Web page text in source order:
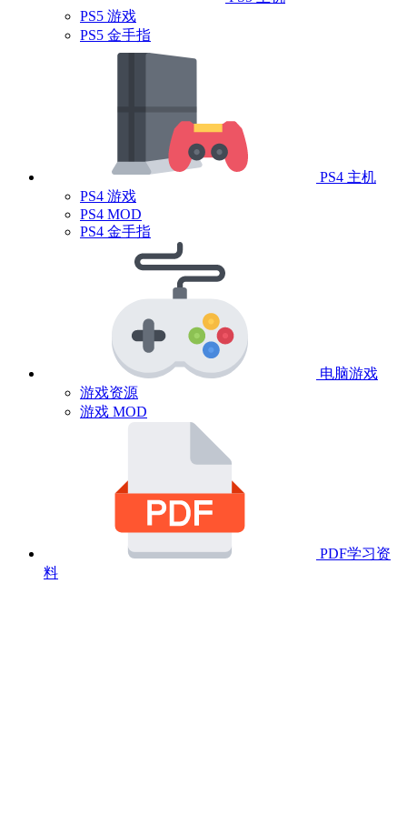
PS5 游戏
PS5 金手指
PS4 主机
PS4 游戏
PS4 MOD
PS4 金手指
电脑游戏
游戏资源
游戏 MOD
PDF学习资
料